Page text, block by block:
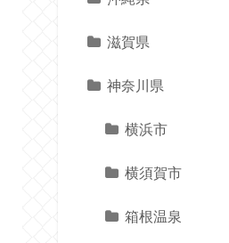
滋賀県
神奈川県
横浜市
横須賀市
箱根温泉